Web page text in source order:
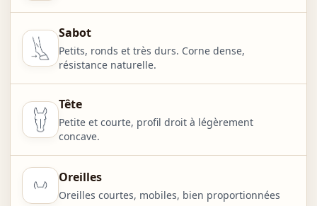
Sabot
Petits, ronds et très durs. Corne dense,
résistance naturelle.
Tête
Petite et courte, profil droit à légèrement
concave.
Oreilles
Oreilles courtes, mobiles, bien proportionnées